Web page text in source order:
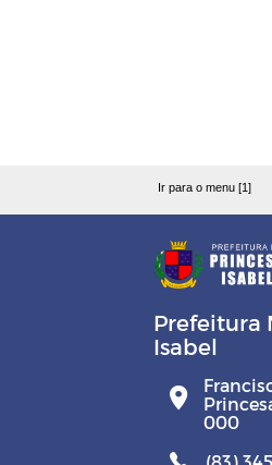
Ir para o menu [1]
Prefeitura
Isabel
000